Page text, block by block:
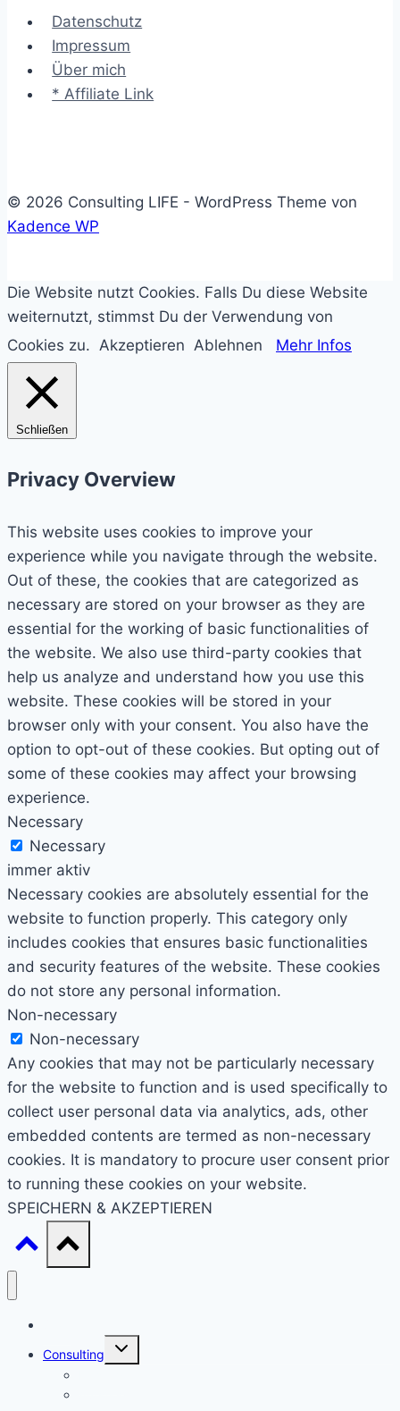
Datenschutz
Impressum
Über mich
* Affiliate Link
© 2026 Consulting LIFE - WordPress Theme von
Kadence WP
Die Website nutzt Cookies. Falls Du diese Website
weiternutzt, stimmst Du der Verwendung von
Cookies zu. Akzeptieren Ablehnen Mehr Infos
Schließen
Privacy Overview
This website uses cookies to improve your
experience while you navigate through the website.
Out of these, the cookies that are categorized as
necessary are stored on your browser as they are
essential for the working of basic functionalities of
the website. We also use third-party cookies that
help us analyze and understand how you use this
website. These cookies will be stored in your
browser only with your consent. You also have the
option to opt-out of these cookies. But opting out of
some of these cookies may affect your browsing
experience.
Necessary
Necessary
immer aktiv
Necessary cookies are absolutely essential for the
website to function properly. This category only
includes cookies that ensures basic functionalities
and security features of the website. These cookies
do not store any personal information.
Non-necessary
Non-necessary
Any cookies that may not be particularly necessary
for the website to function and is used specifically to
collect user personal data via analytics, ads, other
embedded contents are termed as non-necessary
cookies. It is mandatory to procure user consent prior
to running these cookies on your website.
SPEICHERN & AKZEPTIEREN
Consulting
Untermenü